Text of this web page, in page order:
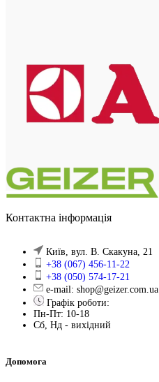
Контактна інформація
Київ, вул. В. Скакуна, 21
+38 (067) 456-11-22
+38 (050) 574-17-21
e-mail: shop@geizer.com.ua
Графік роботи:
Пн-Пт: 10-18
Сб, Нд - вихідний
Допомога